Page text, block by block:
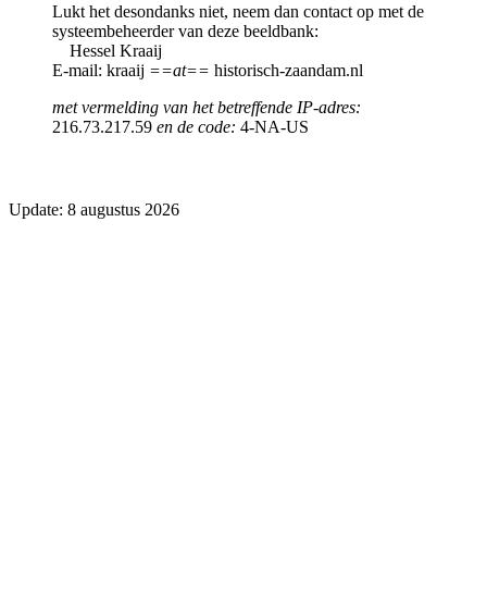
Lukt het desondanks niet, neem dan contact op met de
systeembeheerder van deze beeldbank:
Hessel Kraaij
E-mail: kraaij ==at== historisch-zaandam.nl
met vermelding van het betreffende IP-adres:
216.73.217.59 en de code: 4-NA-US
Update: 8 augustus 2026